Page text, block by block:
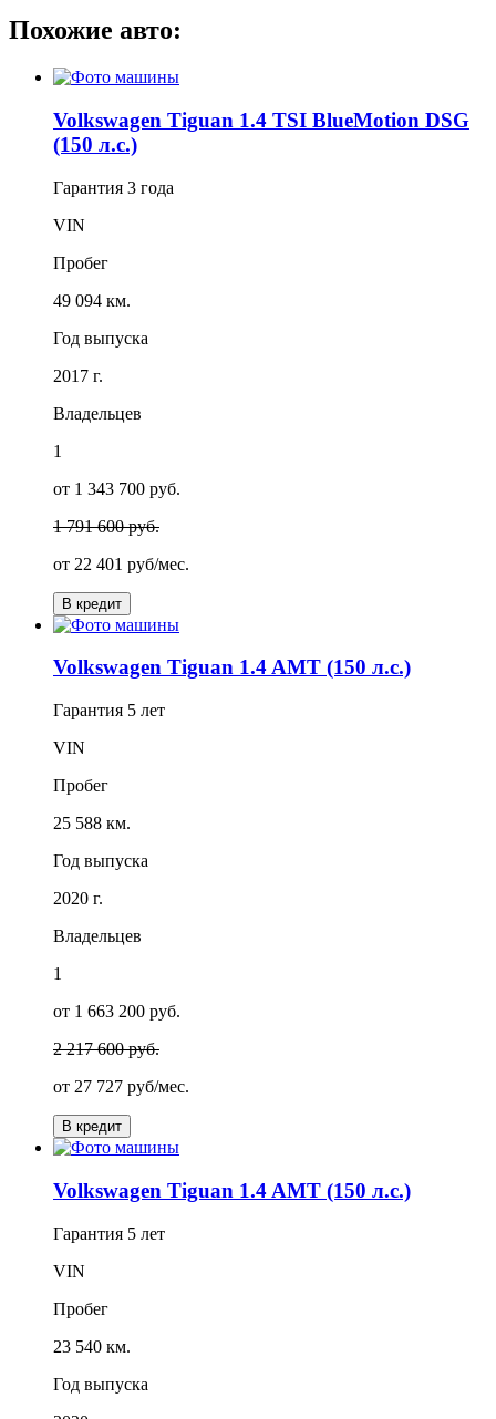
Похожие авто:
Volkswagen Tiguan 1.4 TSI BlueMotion DSG
(150 л.с.)
Гарантия 3 года
VIN
Пробег
49 094 км.
Год выпуска
2017 г.
Владельцев
1
от 1 343 700 руб.
1 791 600 руб.
от 22 401 руб/мес.
В кредит
Volkswagen Tiguan 1.4 AMT (150 л.с.)
Гарантия 5 лет
VIN
Пробег
25 588 км.
Год выпуска
2020 г.
Владельцев
1
от 1 663 200 руб.
2 217 600 руб.
от 27 727 руб/мес.
В кредит
Volkswagen Tiguan 1.4 AMT (150 л.с.)
Гарантия 5 лет
VIN
Пробег
23 540 км.
Год выпуска